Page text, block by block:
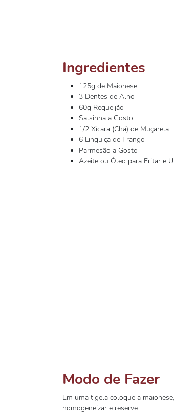
Ingredientes
125g de Maionese
3 Dentes de Alho
60g Requeijão
Salsinha a Gosto
1/2 Xícara (Chá) de Muçarela
6 Linguiça de Frango
Parmesão a Gosto
Azeite ou Óleo para Fritar e
Modo de Fazer
Em uma tigela coloque a
homogeneizar e reserve.